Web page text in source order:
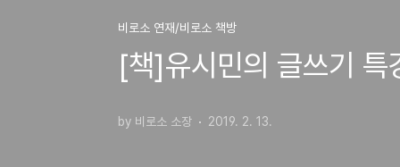
비로소 연재/비로소 책방
[책]유시민의 글쓰기 특
by 비로소 소장 2019. 2. 13.